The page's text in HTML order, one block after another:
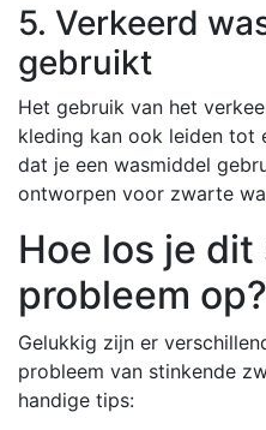
5. Verkeerd
gebruikt
Het gebruik van het
kleding kan ook leiden tot
dat je een wasmiddel
ontworpen voor zwarte
Hoe los je
probleem op?
Gelukkig zijn er
probleem van stinkende
handige tips: